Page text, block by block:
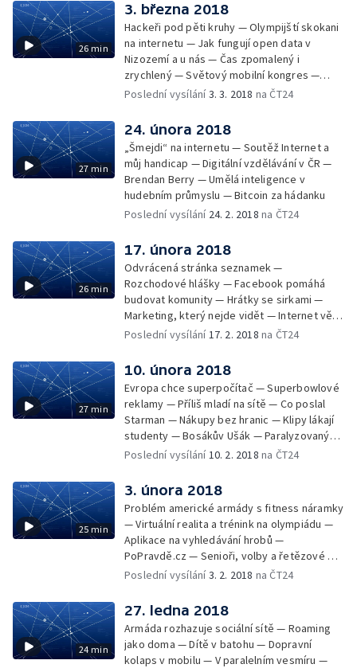
26 min
3. března 2018
Hackeři pod pěti kruhy — Olympijští skokani
na internetu — Jak fungují open data v
Nizozemí a u nás — Čas zpomalený i
zrychlený — Světový mobilní kongres —
Práce za rohem — Jobs hledá job
Poslední vysílání3. 3. 2018 na ČT24
27 min
24. února 2018
„Šmejdi“ na internetu — Soutěž Internet a
můj handicap — Digitální vzdělávání v ČR —
Brendan Berry — Umělá inteligence v
hudebním průmyslu — Bitcoin za hádanku
Poslední vysílání 24. 2. 2018 na ČT24
26 min
17. února 2018
Odvrácená stránka seznamek —
Rozchodové hlášky — Facebook pomáhá
budovat komunity — Hrátky se sirkami —
Marketing, který nejde vidět — Internet věcí
vlastní výroby — SportJim spojí sportovce
Poslední vysílání17. 2. 2018 na ČT24
27 min
10. února 2018
Evropa chce superpočítač — Superbowlové
reklamy — Příliš mladí na sítě — Co poslal
Starman — Nákupy bez hranic — Klipy lákají
studenty — Bosákův Ušák — Paralyzovaný
hráč
Poslední vysílání10. 2. 2018 na ČT24
25 min
3. února 2018
Problém americké armády s fitness náramky
— Virtuální realita a trénink na olympiádu —
Aplikace na vyhledávání hrobů —
PoPravdě.cz — Senioři, volby a řetězové e-
maily — Fotografie Antarktického
Aplikace Moje Praha — Novinka na
Facebooku
Poslední vysílání3. 2. 2018 na ČT24
24 min
27. ledna 2018
Armáda rozhazuje sociální sítě — Roaming
jako doma — Dítě v batohu — Dopravní
kolaps v mobilu — V paralelním vesmíru —